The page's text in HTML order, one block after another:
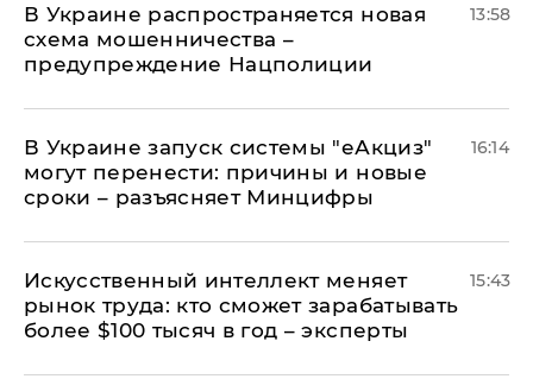
В Украине распространяется новая
схема мошенничества –
предупреждение Нацполиции
13:58
В Украине запуск системы "еАкциз"
могут перенести: причины и новые
сроки – разъясняет Минцифры
16:14
Искусственный интеллект меняет
рынок труда: кто сможет зарабатывать
более $100 тысяч в год – эксперты
15:43